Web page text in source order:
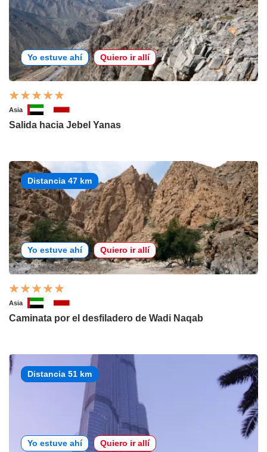
Yo estuve ahí Quiero ir allí
Asia
Salida hacia Jebel Yanas
Distancia 47 km
Yo estuve ahí Quiero ir allí
Asia
Caminata por el desfiladero de Wadi Naqab
Distancia 51 km
Yo estuve ahí Quiero ir allí